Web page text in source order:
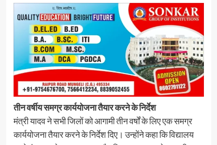
तीन वर्षीय समग्र कार्ययोजना तैयार करने के निर्देश
मंत्री यादव ने सभी जिलों को आगामी तीन वर्षों के लिए एक समग्र
कार्ययोजना तैयार करने के निर्देश दिए। उन्होंने कहा कि विद्यालय